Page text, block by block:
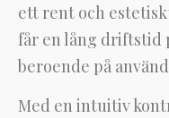
ett rent och
får en lång driftstid
beroende på
Med en intuitiv